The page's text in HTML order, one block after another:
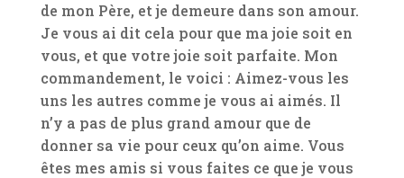
de mon Père, et je demeure dans son amour.
Je vous ai dit cela pour que ma joie soit en
vous, et que votre joie soit parfaite. Mon
commandement, le voici : Aimez-vous les
uns les autres comme je vous ai aimés. Il
n’y a pas de plus grand amour que de
donner sa vie pour ceux qu’on aime. Vous
êtes mes amis si vous faites ce que je vous